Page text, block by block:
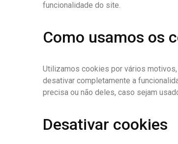
funcionalidade do site.
Como usamos os
Utilizamos cookies por vários
desativar completamente a
precisa ou não deles, caso sejam
Desativar cookies